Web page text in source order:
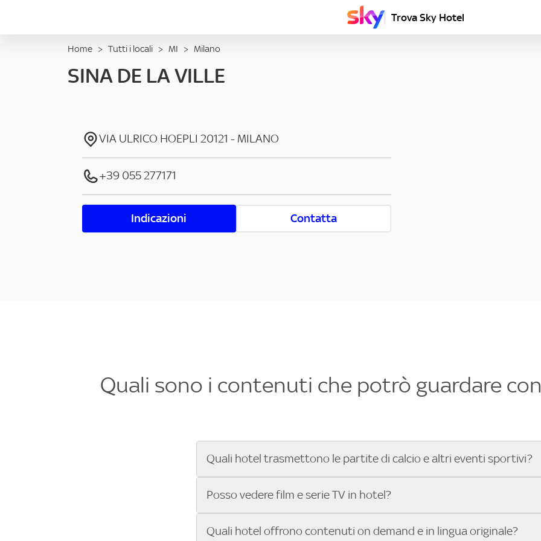
Trova Sky Hotel
Home > Tutti i locali > MI > Milano
SINA DE LA VILLE
VIA ULRICO HOEPLI 20121 - MILANO
+39 055 277171
Indicazioni Contatta
Quali sono i contenuti che potrò guardare
Quali hotel trasmettono le partite di calcio e altri eventi sportivi?
Se cerchi un hotel dove poter vedere le partite di Serie A, UEFA Champions
che trasmette gli eventi sportivi.
Posso vedere film e serie TV in hotel?
Sì, gli hotel che hanno Sky in camera offrono una vasta selezione di film
Quali hotel offrono contenuti on demand e in lingua originale?